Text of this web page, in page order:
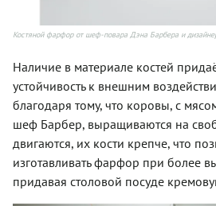
Костяной фарфор от шеф-повара Дэна Барбера и
Наличие в материале костей
устойчивость к внешним
благодаря тому, что коровы, с
шеф Барбер, выращиваются на
двигаются, их кости крепче, что
изготавливать фарфор при более
придавая столовой посуде